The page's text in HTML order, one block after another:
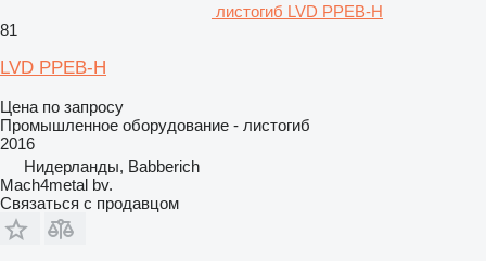
листогиб LVD PPEB-H
81
LVD PPEB-H
Цена по запросу
Промышленное оборудование - листогиб
2016
Нидерланды, Babberich
Mach4metal bv.
Связаться с продавцом